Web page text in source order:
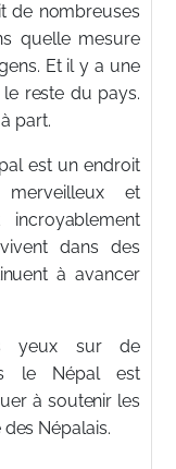
de nombreuses
quelle mesure
Et il y a une
reste du pays.
part.
est un endroit
et
dans des
à avancer
yeux sur de
le Népal est
à soutenir les
Népalais.